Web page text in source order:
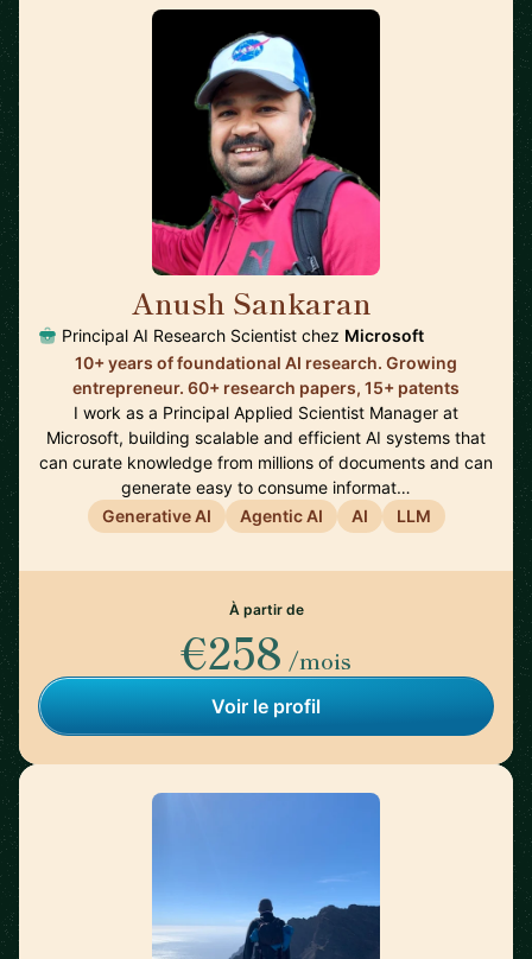
Anush Sankaran
Principal AI Research Scientist chez Microsoft
10+ years of foundational AI research. Growing
entrepreneur. 60+ research papers, 15+ patents
I work as a Principal Applied Scientist Manager at
Microsoft, building scalable and efficient AI systems that
can curate knowledge from millions of documents and can
generate easy to consume informat…
Generative AI
Agentic AI AI LLM
À partir de
€258 /mois
Voir le profil